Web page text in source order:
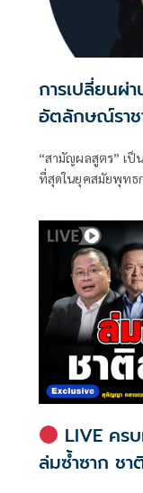
การเปลี่ยนผ่
อัตลักษณ์ราช
พระไตรปิฏ
ขีดจำกัดของ
ทรัพย์สิน
“สามัญผลสูตร” เ
ที่สุดในยุคสมัยพุทธ
LIVE คร
ล่มซ้ำซาก ชา